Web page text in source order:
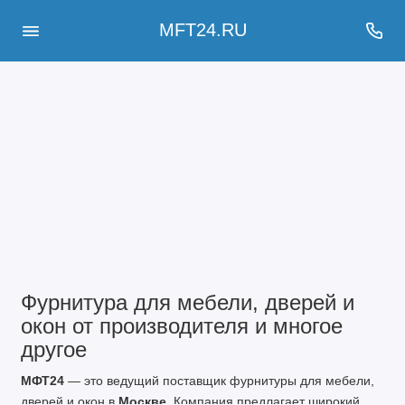
MFT24.RU
Фурнитура для мебели, дверей и
окон от производителя и многое
другое
МФТ24— это ведущий поставщик фурнитуры для мебели,
дверей и окон в Москве. Компания предлагает широкий